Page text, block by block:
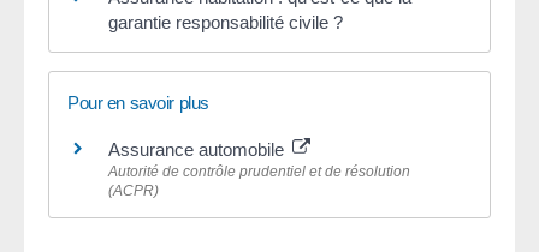
garantie responsabilité civile ?
Pour en savoir plus
Assurance automobile
Autorité de contrôle prudentiel et de résolution
(ACPR)